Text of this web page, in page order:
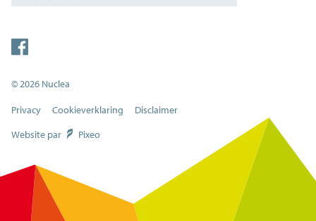
© 2026 Nuclea
Privacy Cookieverklaring
Disclaimer
Website par
Pixeo